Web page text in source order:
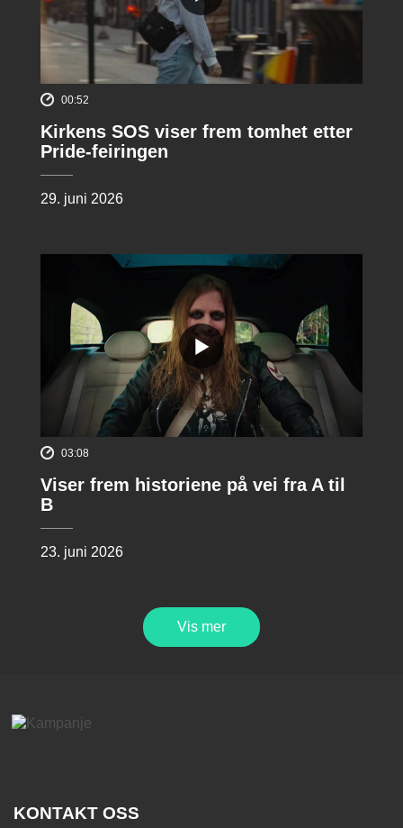
00:52
Kirkens SOS viser frem tomhet etter
Pride-feiringen
29. juni 2026
03:08
Viser frem historiene på vei fra A til
B
23. juni 2026
Vis mer
KONTAKT OSS